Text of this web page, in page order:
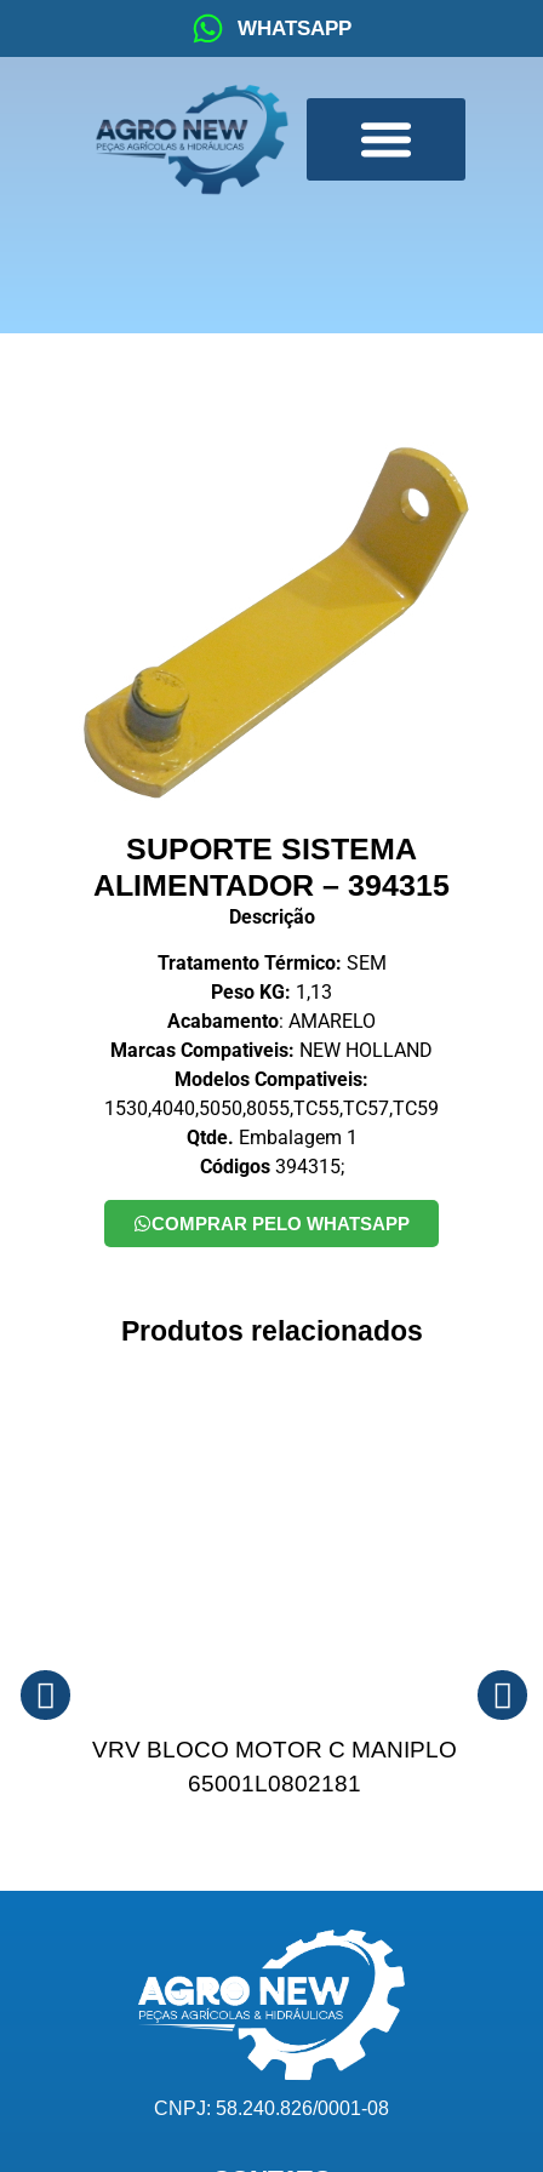
WHATSAPP
SUPORTE SISTEMA
ALIMENTADOR – 394315
Descrição
Tratamento Térmico: SEM
Peso KG: 1,13
Acabamento: AMARELO
Marcas Compativeis: NEW HOLLAND
Modelos Compativeis:
1530,4040,5050,8055,TC55,TC57,TC59
Qtde. Embalagem 1
Códigos394315;
COMPRAR PELO WHATSAPP
Produtos relacionados
VRV BLOCO MOTOR C MANIPLO
65001L0802181
CNPJ: 58.240.826/0001-08